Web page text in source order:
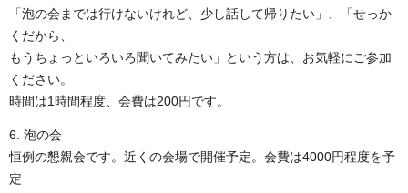
「泡の会までは行けないけれど、少し話して帰りたい」、「せっか
くだから、
もうちょっといろいろ聞いてみたい」という方は、お気軽にご参加
ください。
時間は1時間程度、会費は200円です。
6. 泡の会
恒例の懇親会です。近くの会場で開催予定。会費は4000円程度を予
定